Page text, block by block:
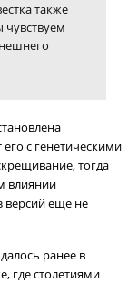
также
чувствуем
с генетическими
тогда
влиянии
версий ещё не
ранее в
где столетиями